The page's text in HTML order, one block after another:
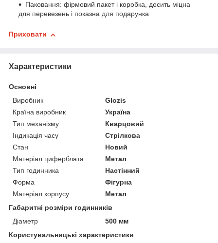
Паковання: фірмовий пакет і коробка, досить міцна
для перевезень і показна для подарунка
Приховати
Характеристики
Основні
Виробник
Glozis
Країна виробник
Україна
Тип механізму
Кварцовий
Індикація часу
Стрілкова
Стан
Новий
Матеріал циферблата
Метал
Тип годинника
Настінний
Форма
Фігурна
Матеріал корпусу
Метал
Габаритні розміри годинників
Діаметр
500 мм
Користувальницькі характеристики